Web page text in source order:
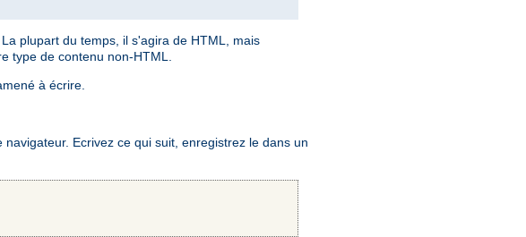
plupart du temps, il s'agira de HTML, mais
type de contenu non-HTML.
à écrire.
Ecrivez ce qui suit, enregistrez le dans un